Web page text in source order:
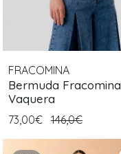
FRACOMINA
Bermuda Fracomina
Vaquera
73,00€ 146,0€